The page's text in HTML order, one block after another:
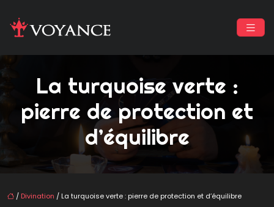
La turquoise verte :
pierre de protection et
d’équilibre
/ Divination / La turquoise verte : pierre de protection et d’équilibre